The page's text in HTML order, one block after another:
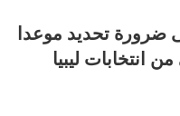
تحديد موعدا
انتخابات ليبيا